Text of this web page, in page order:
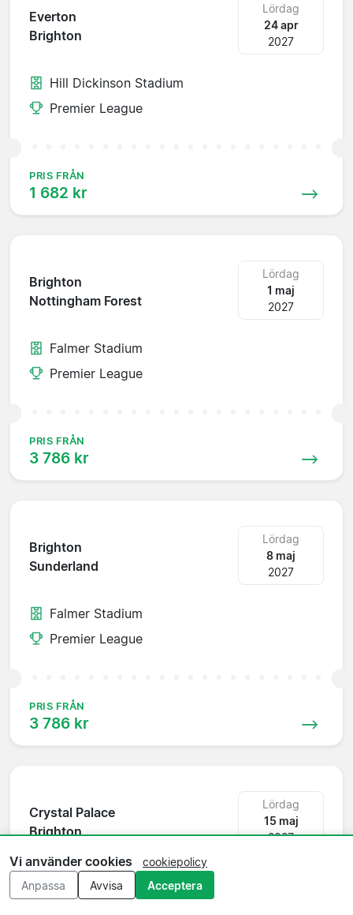
Everton
Brighton
Lördag
24 apr
2027
Hill Dickinson Stadium
Premier League
PRIS FRÅN
1 682 kr
Brighton
Nottingham Forest
Lördag
1 maj
2027
Falmer Stadium
Premier League
PRIS FRÅN
3 786 kr
Brighton
Sunderland
Lördag
8 maj
2027
Falmer Stadium
Premier League
PRIS FRÅN
3 786 kr
Crystal Palace
Brighton
Lördag
15 maj
2027
Selhurst Park
Premier League
Vi använder cookies
cookiepolicy
Anpassa
Avvisa Acceptera